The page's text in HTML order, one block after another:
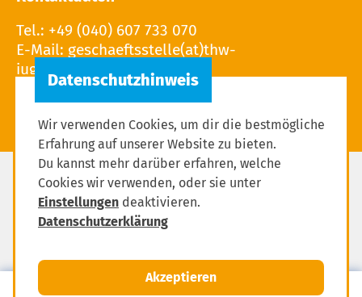
MENÜ
Tel.: +49 (040) 607 733 070
E-Mail: geschaeftsstelle(at)thw-
jugend.hamburg
Impressum
Datenschutzerklärung
Wir verwenden Cookies, um dir die bestmögliche
Erfahrung auf unserer Website zu bieten.
Du kannst mehr darüber erfahren, welche
Cookies wir verwenden, oder sie unter
Einstellungen deaktivieren.
Datenschutzerklärung
Akzeptieren